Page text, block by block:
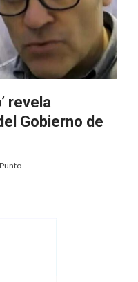
revela
Gobierno de